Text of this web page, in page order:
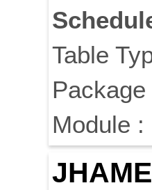
Table
Module :